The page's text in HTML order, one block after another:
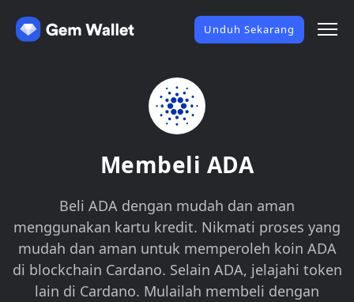
Unduh Sekarang
Membeli ADA
Beli ADA dengan mudah dan aman
menggunakan kartu kredit. Nikmati proses yang
mudah dan aman untuk memperoleh koin ADA
di blockchain Cardano. Selain ADA, jelajahi token
lain di Cardano. Mulailah membeli dengan